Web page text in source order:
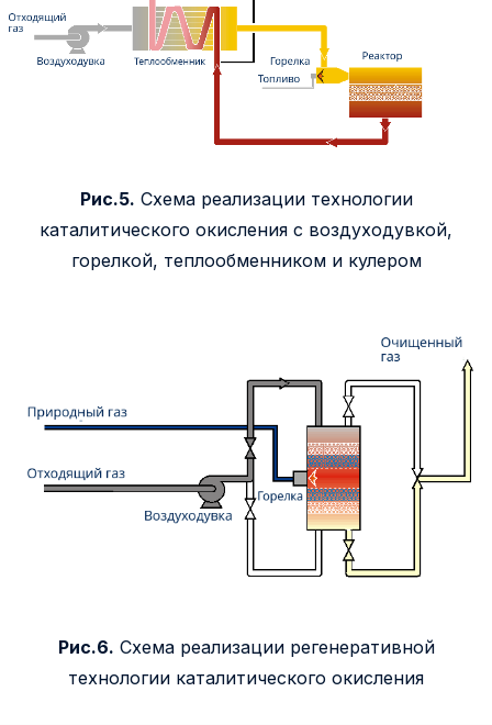
Рис.5. Схема реализации технологии
каталитического окисления с воздуходувкой,
горелкой, теплообменником и кулером
Рис.6. Схема реализации регенеративной
технологии каталитического окисления